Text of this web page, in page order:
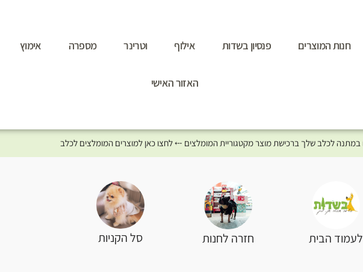
חנות המוצרים פנסיון בשדות אילוף וטרינר מספרה אימוץ
האזור האישי
לעמוד הבית חזרה לחנות סל הקניות